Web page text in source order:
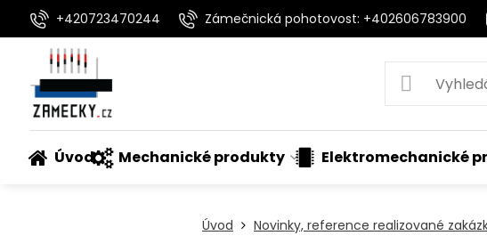
+420723470244 Zámečnická pohotovost: +402606783900
Úvod Mechanické produkty Elektromechanické
Úvod Novinky, reference realizované